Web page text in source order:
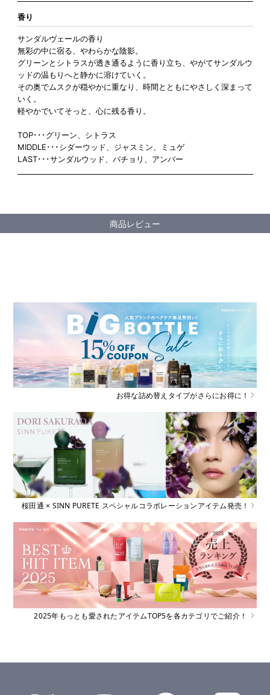
香り
サンダルヴェールの香り
無彩の中に宿る、やわらかな陰影。
グリーンとシトラスが透き通るように香り立ち、やがてサンダルウ
ッドの温もりへと静かに溶けていく。
その奥でムスクが穏やかに重なり、時間とともにやさしく深まって
いく。
軽やかでいてそっと、心に残る香り。
TOP･･･グリーン、シトラス
MIDDLE･･･シダーウッド、ジャスミン、ミュゲ
LAST･･･サンダルウッド、パチョリ、アンバー
商品レビュー
お得な詰め替えタイプがさらにお得に！
桜田通 × SINN PURETE スペシャルコラボレーションアイテム発売！
2025年もっとも愛されたアイテムTOP5を各カテゴリでご紹介！